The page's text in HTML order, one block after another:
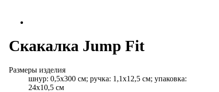
Скакалка Jump Fit
Размеры изделия
шнур: 0,5x300 см; ручка: 1,1x12,5 см; упаковка:
24х10,5 см